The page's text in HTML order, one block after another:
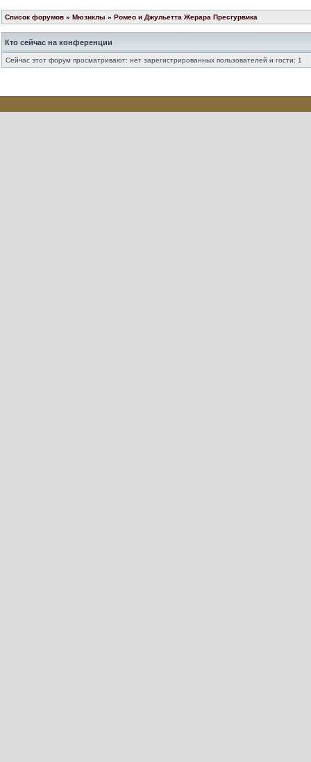
Список форумов » Мюзиклы » Ромео и Джульетта Жерара Пресгурвика
Кто сейчас на конференции
Сейчас этот форум просматривают: нет зарегистрированных пользователей и гости: 1